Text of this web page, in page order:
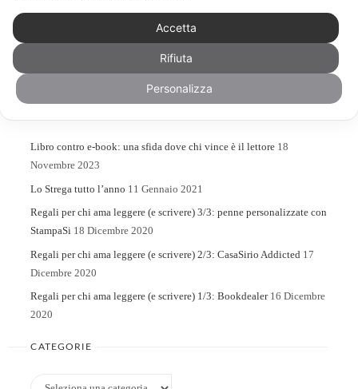
Search
Libro contro e-book: una sfida dove chi vince è il lettore 18
Novembre 2023
Lo Strega tutto l’anno 11 Gennaio 2021
Regali per chi ama leggere (e scrivere) 3/3: penne personalizzate con
StampaSi 18 Dicembre 2020
Regali per chi ama leggere (e scrivere) 2/3: CasaSirio Addicted 17
Dicembre 2020
Regali per chi ama leggere (e scrivere) 1/3: Bookdealer 16 Dicembre
2020
CATEGORIE
Categorie
Accetta
Rifiuta
Personalizza